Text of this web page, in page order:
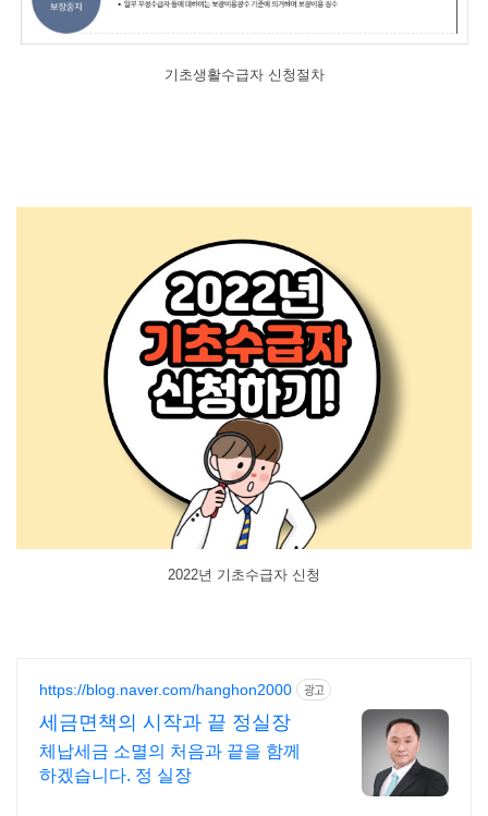
기초생활수급자 신청절차
2022년 기초수급자 신청
https://blog.naver.com/hanghon2000 광고
세금면책의 시작과 끝 정실장
체납세금 소멸의 처음과 끝을 함께
하겠습니다. 정 실장